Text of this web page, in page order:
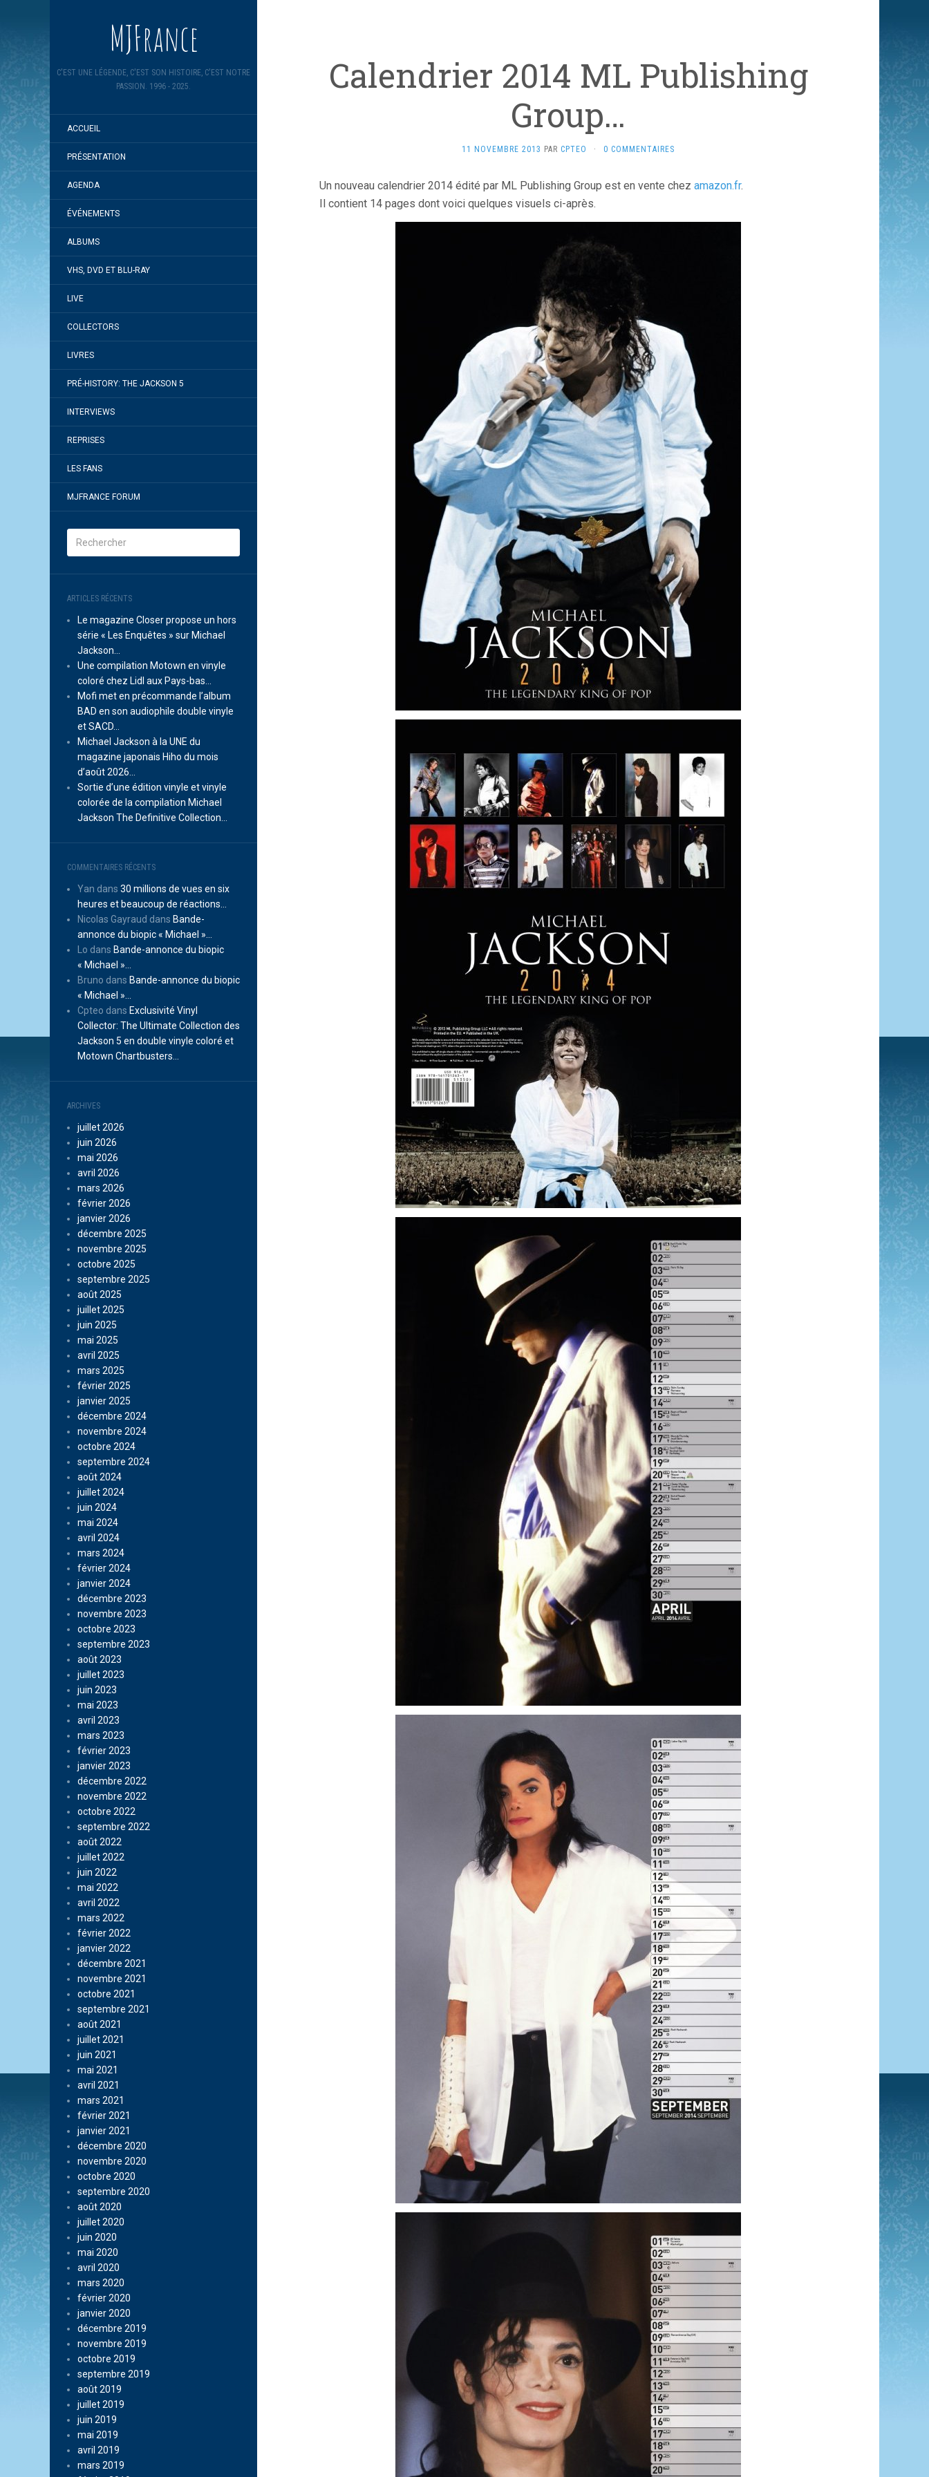
MJFrance
C'EST UNE LÉGENDE, C'EST SON HISTOIRE, C'EST NOTRE
PASSION. 1996 - 2025.
ACCUEIL
PRÉSENTATION
AGENDA
ÉVÉNEMENTS
ALBUMS
VHS, DVD ET BLU-RAY
LIVE
COLLECTORS
LIVRES
PRÉ-HISTORY: THE JACKSON 5
INTERVIEWS
REPRISES
LES FANS
MJFRANCE FORUM
ARTICLES RÉCENTS
Le magazine Closer propose un hors
série « Les Enquêtes » sur Michael
Jackson…
Une compilation Motown en vinyle
coloré chez Lidl aux Pays-bas…
Mofi met en précommande l’album
BAD en son audiophile double vinyle
et SACD…
Michael Jackson à la UNE du
magazine japonais Hiho du mois
d’août 2026…
Sortie d’une édition vinyle et vinyle
colorée de la compilation Michael
Jackson The Definitive Collection…
COMMENTAIRES RÉCENTS
Yan dans 30 millions de vues en six
heures et beaucoup de réactions…
Nicolas Gayraud dans Bande-
annonce du biopic « Michael »…
Lo dans Bande-annonce du biopic
« Michael »…
Bruno dans Bande-annonce du biopic
« Michael »…
Cpteo dans Exclusivité Vinyl
Collector: The Ultimate Collection des
Jackson 5 en double vinyle coloré et
Motown Chartbusters…
ARCHIVES
juillet 2026
juin 2026
mai 2026
avril 2026
mars 2026
février 2026
janvier 2026
décembre 2025
novembre 2025
octobre 2025
septembre 2025
août 2025
juillet 2025
juin 2025
mai 2025
avril 2025
mars 2025
février 2025
janvier 2025
décembre 2024
novembre 2024
octobre 2024
septembre 2024
août 2024
juillet 2024
juin 2024
mai 2024
avril 2024
mars 2024
février 2024
janvier 2024
décembre 2023
novembre 2023
octobre 2023
septembre 2023
août 2023
juillet 2023
juin 2023
mai 2023
avril 2023
mars 2023
février 2023
janvier 2023
décembre 2022
novembre 2022
octobre 2022
septembre 2022
août 2022
juillet 2022
juin 2022
mai 2022
avril 2022
mars 2022
février 2022
janvier 2022
décembre 2021
novembre 2021
octobre 2021
septembre 2021
août 2021
juillet 2021
juin 2021
mai 2021
avril 2021
mars 2021
février 2021
janvier 2021
décembre 2020
novembre 2020
octobre 2020
septembre 2020
août 2020
juillet 2020
juin 2020
mai 2020
avril 2020
mars 2020
février 2020
janvier 2020
décembre 2019
novembre 2019
octobre 2019
septembre 2019
août 2019
juillet 2019
juin 2019
mai 2019
avril 2019
mars 2019
Calendrier 2014 ML Publishing
Group…
11 NOVEMBRE 2013 PAR CPTEO · 0 COMMENTAIRES
Un nouveau calendrier 2014 édité par ML Publishing Group est en vente chez amazon.fr.
Il contient 14 pages dont voici quelques visuels ci-après.